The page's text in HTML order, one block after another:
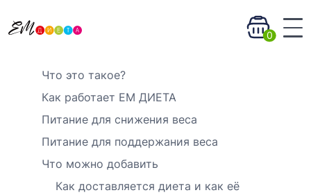
0
Что это такое?
Как работает EM ДИЕТА
Питание для снижения веса
Питание для поддержания веса
Что можно добавить
Как доставляется диета и как её